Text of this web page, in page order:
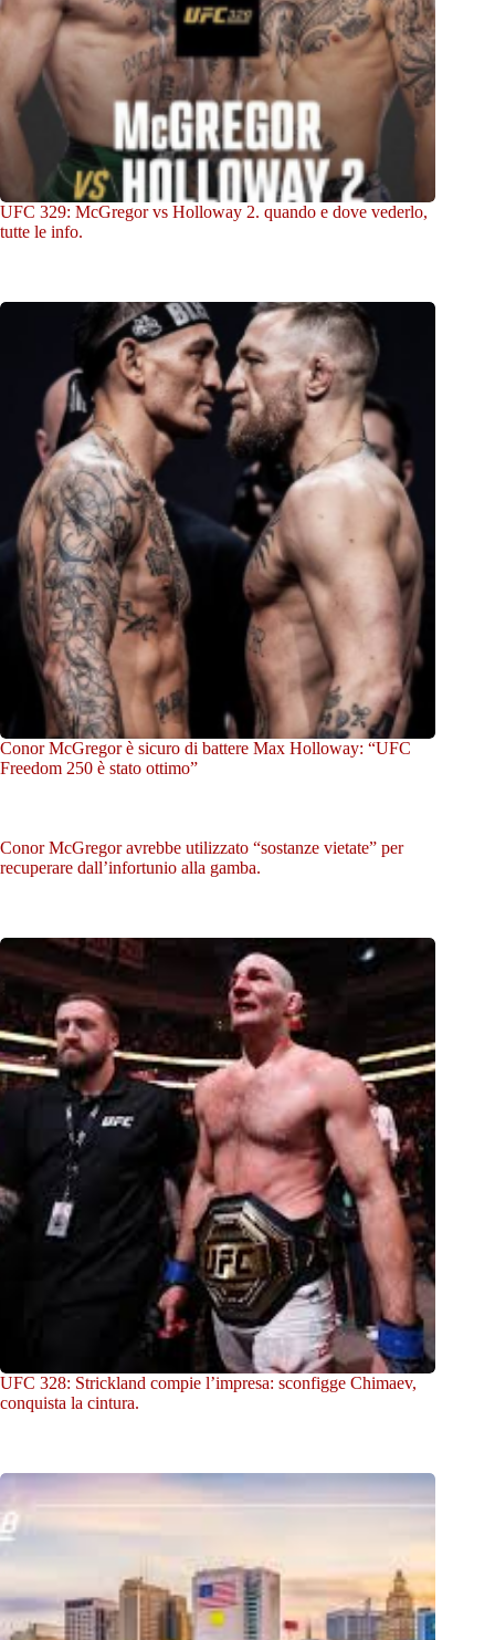
UFC 329: McGregor vs Holloway 2. quando e dove vederlo,
tutte le info.
Conor McGregor è sicuro di battere Max Holloway: “UFC
Freedom 250 è stato ottimo”
Conor McGregor avrebbe utilizzato “sostanze vietate” per
recuperare dall’infortunio alla gamba.
UFC 328: Strickland compie l’impresa: sconfigge Chimaev,
conquista la cintura.